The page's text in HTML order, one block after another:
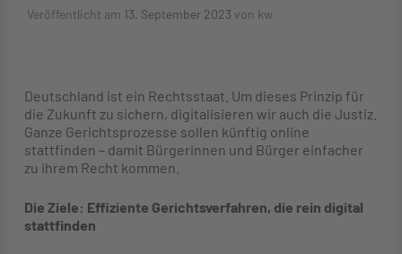
Veröffentlicht am 13. September 2023 von kw
Deutschland ist ein Rechtsstaat. Um dieses Prinzip für
die Zukunft zu sichern, digitalisieren wir auch die Justiz.
Ganze Gerichtsprozesse sollen künftig online
stattfinden – damit Bürgerinnen und Bürger einfacher
zu ihrem Recht kommen.
Die Ziele: Effiziente Gerichtsverfahren, die rein digital
stattfinden